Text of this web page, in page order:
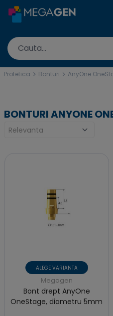
Protetica Bonturi AnyOne
BONTURI ANYONE
ALEGE VARIANTA
Megagen
Bont drept AnyOne
OneStage, diametru 5mm